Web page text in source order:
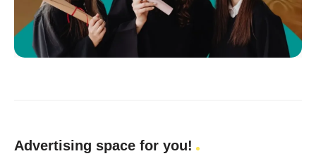
Advertising space for you!